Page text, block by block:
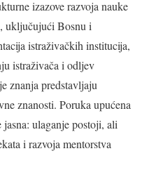
izazove razvoja nauke
uključujući Bosnu i
istraživačkih institucija,
istraživača i odljev
znanja predstavljaju
znanosti. Poruka upućena
ulaganje postoji, ali
i razvoja mentorstva